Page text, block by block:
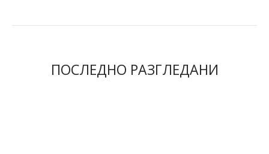
ПОСЛЕДНО РАЗГЛЕДАНИ